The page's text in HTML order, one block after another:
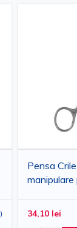
)
Pensa
manipulare
inoxidabil,
34,10 lei